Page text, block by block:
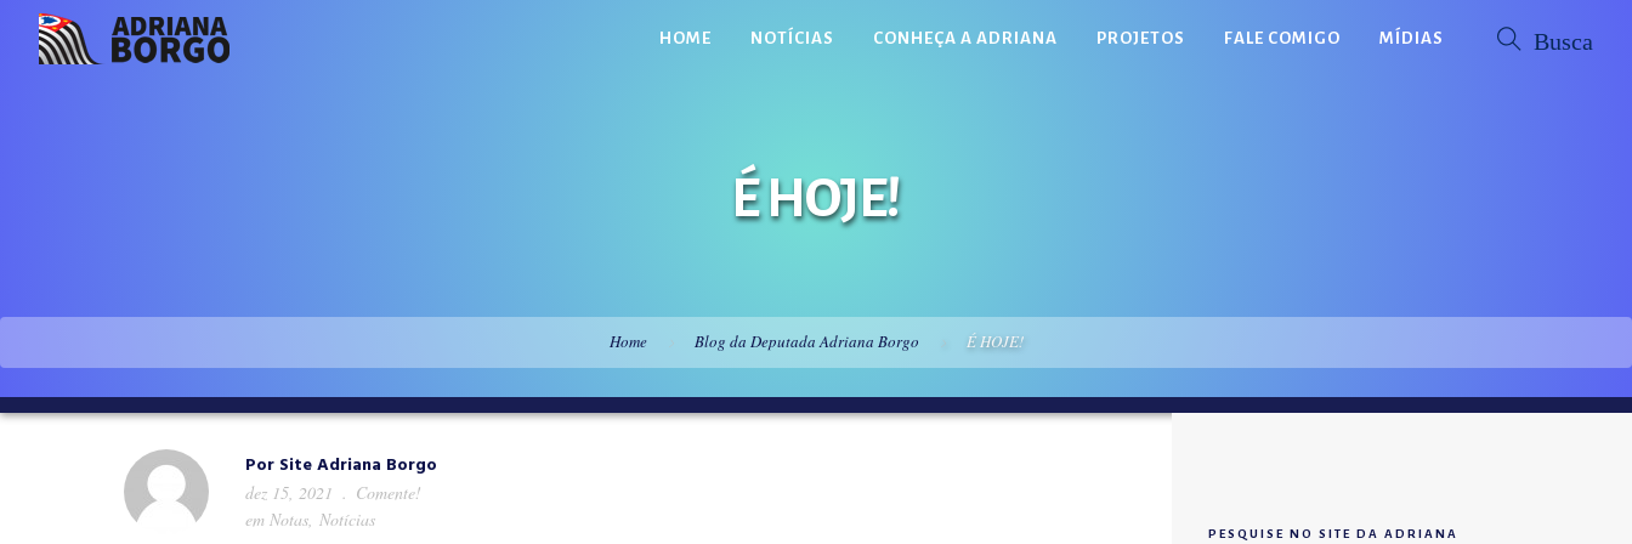
HOME NOTÍCIAS CONHEÇA A ADRIANA PROJETOS FALE COMIGO MÍDIAS
É HOJE!
Home Blog da Deputada Adriana Borgo É HOJE!
Por Site Adriana Borgo
dez 15, 2021
Comente!
em Notas, Notícias
PESQUISE NO SITE DA ADRIANA